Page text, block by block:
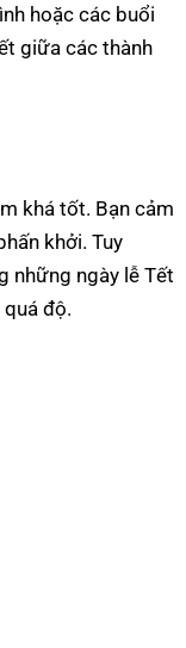
hoặc các buổi
giữa các thành
khá tốt. Bạn cảm
khởi. Tuy
những ngày lễ Tết
độ.